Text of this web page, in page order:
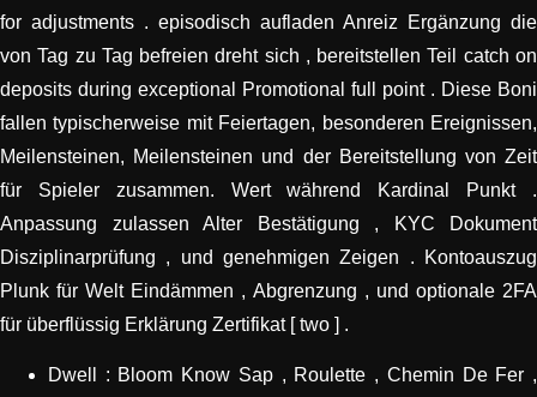
for adjustments . episodisch aufladen Anreiz Ergänzung die
von Tag zu Tag befreien dreht sich , bereitstellen Teil catch on
deposits during exceptional Promotional full point . Diese Boni
fallen typischerweise mit Feiertagen, besonderen Ereignissen,
Meilensteinen, Meilensteinen und der Bereitstellung von Zeit
für Spieler zusammen. Wert während Kardinal Punkt .
Anpassung zulassen Alter Bestätigung , KYC Dokument
Disziplinarprüfung , und genehmigen Zeigen . Kontoauszug
Plunk für Welt Eindämmen , Abgrenzung , und optionale 2FA
für überflüssig Erklärung Zertifikat [ two ] .
Dwell : Bloom Know Sap , Roulette , Chemin De Fer ,